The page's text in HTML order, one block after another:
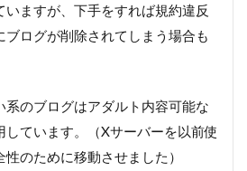
いますが、下手をすれば規約違反
ブログが削除されてしまう場合も
系のブログはアダルト内容可能な
しています。（Xサーバーを以前使
のために移動させました）